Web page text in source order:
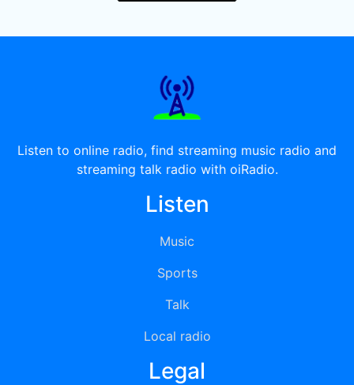
Listen to online radio, find streaming music radio and
streaming talk radio with oiRadio.
Listen
Music
Sports
Talk
Local radio
Legal